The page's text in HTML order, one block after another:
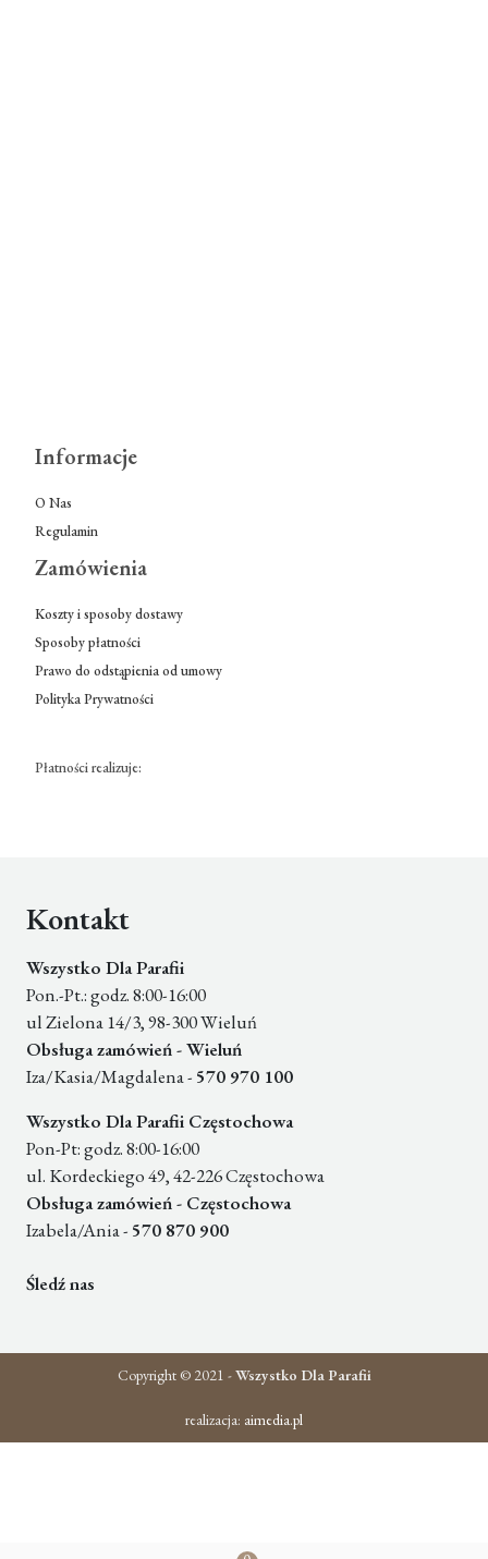
Informacje
O Nas
Regulamin
Zamówienia
Koszty i sposoby dostawy
Sposoby płatności
Prawo do odstąpienia od umowy
Polityka Prywatności
Płatności realizuje:
Kontakt
Wszystko Dla Parafii
Pon.-Pt.: godz. 8:00-16:00
ul Zielona 14/3, 98-300 Wieluń
Obsługa zamówień - Wieluń
Iza/Kasia/Magdalena - 570 970 100
Wszystko Dla Parafii Częstochowa
Pon-Pt: godz. 8:00-16:00
ul. Kordeckiego 49, 42-226 Częstochowa
Obsługa zamówień - Częstochowa
Izabela/Ania - 570 870 900
Śledź nas
Copyright © 2021 -Wszystko Dla Parafii
realizacja: aimedia.pl